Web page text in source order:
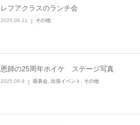
レフアクラスのランチ会
2025.06.11 その他
恩師の25周年ホイケ ステージ写真
2025.06.9 発表会 出張イベント その他